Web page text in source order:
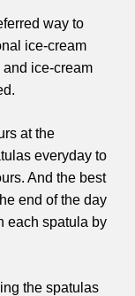
way to
ice-cream
ice-cream
at the
everyday to
And the best
end of the day
each spatula by
the spatulas